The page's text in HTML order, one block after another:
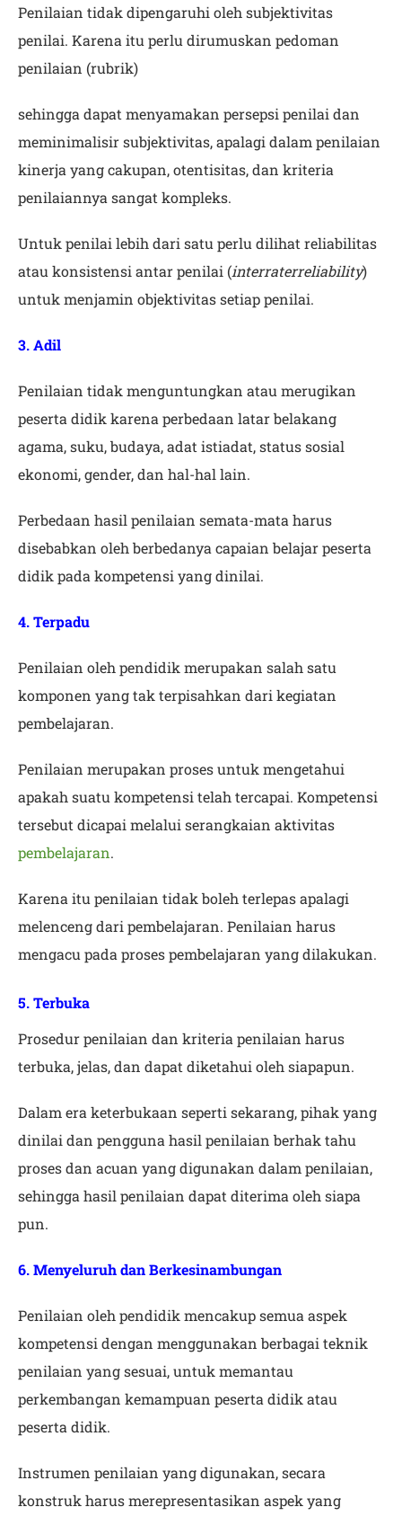
Penilaian tidak dipengaruhi oleh subjektivitas
penilai. Karena itu perlu dirumuskan pedoman
penilaian (rubrik)
sehingga dapat menyamakan persepsi penilai dan
meminimalisir subjektivitas, apalagi dalam penilaian
kinerja yang cakupan, otentisitas, dan kriteria
penilaiannya sangat kompleks.
Untuk penilai lebih dari satu perlu dilihat reliabilitas
atau konsistensi antar penilai (interraterreliability)
untuk menjamin objektivitas setiap penilai.
3. Adil
Penilaian tidak menguntungkan atau merugikan
peserta didik karena perbedaan latar belakang
agama, suku, budaya, adat istiadat, status sosial
ekonomi, gender, dan hal-hal lain.
Perbedaan hasil penilaian semata-mata harus
disebabkan oleh berbedanya capaian belajar peserta
didik pada kompetensi yang dinilai.
4. Terpadu
Penilaian oleh pendidik merupakan salah satu
komponen yang tak terpisahkan dari kegiatan
pembelajaran.
Penilaian merupakan proses untuk mengetahui
apakah suatu kompetensi telah tercapai. Kompetensi
tersebut dicapai melalui serangkaian aktivitas
pembelajaran.
Karena itu penilaian tidak boleh terlepas apalagi
melenceng dari pembelajaran. Penilaian harus
mengacu pada proses pembelajaran yang dilakukan.
5. Terbuka
Prosedur penilaian dan kriteria penilaian harus
terbuka, jelas, dan dapat diketahui oleh siapapun.
Dalam era keterbukaan seperti sekarang, pihak yang
dinilai dan pengguna hasil penilaian berhak tahu
proses dan acuan yang digunakan dalam penilaian,
sehingga hasil penilaian dapat diterima oleh siapa
pun.
6. Menyeluruh dan Berkesinambungan
Penilaian oleh pendidik mencakup semua aspek
kompetensi dengan menggunakan berbagai teknik
penilaian yang sesuai, untuk memantau
perkembangan kemampuan peserta didik atau
peserta didik.
Instrumen penilaian yang digunakan, secara
konstruk harus merepresentasikan aspek yang